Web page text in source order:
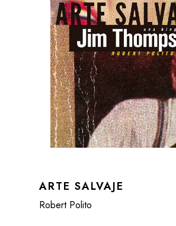
ARTE SALVAJE
Robert Polito